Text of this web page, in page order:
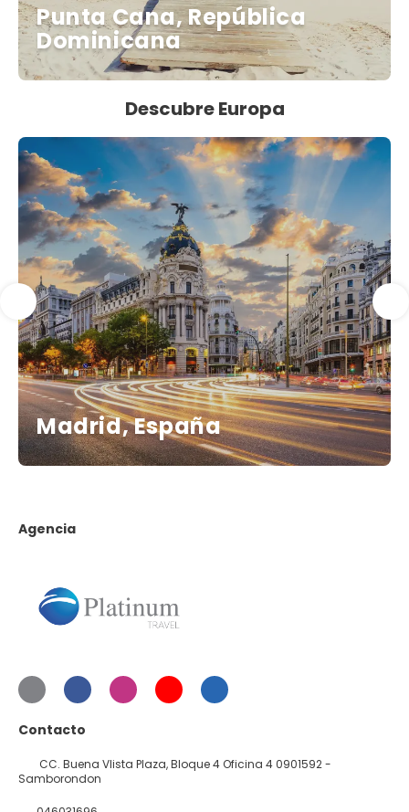
Punta Cana, República
Dominicana
Descubre Europa
Madrid, España
Agencia
Contacto
CC. Buena VIista Plaza, Bloque 4 Oficina 4 0901592 -
Samborondon